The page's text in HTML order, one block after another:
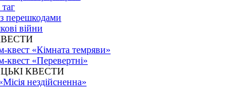
перешкодами
війни
квест «Кімната темряви»
квест «Перевертні»
КВЕСТИ
нездійсненна»